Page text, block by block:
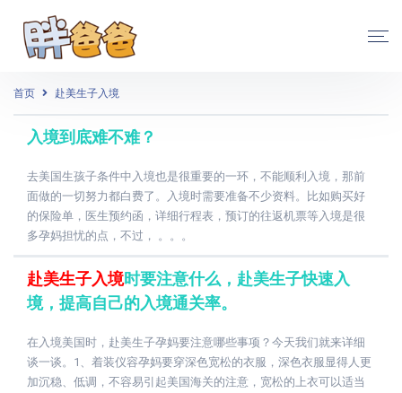
首页 赴美生子入境
入境到底难不难？
去美国生孩子条件中入境也是很重要的一环，不能顺利入境，那前
面做的一切努力都白费了。入境时需要准备不少资料。比如购买好
的保险单，医生预约函，详细行程表，预订的往返机票等入境是很
多孕妈担忧的点，不过， 。。。
赴美生子入境时要注意什么，赴美生子快速入
境，提高自己的入境通关率。
在入境美国时，赴美生子孕妈要注意哪些事项？今天我们就来详细
谈一谈。1、着装仪容孕妈要穿深色宽松的衣服，深色衣服显得人更
加沉稳、低调，不容易引起美国海关的注意，宽松的上衣可以适当